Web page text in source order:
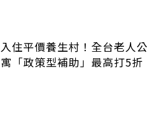
入住平價養生村！全台老人公
寓「政策型補助」最高打5折